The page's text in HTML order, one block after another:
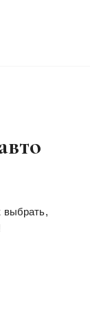
выбрать,